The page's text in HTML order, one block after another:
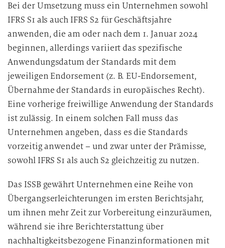
Bei der Umsetzung muss ein Unternehmen sowohl
IFRS S1 als auch IFRS S2 für Geschäftsjahre
anwenden, die am oder nach dem 1. Januar 2024
beginnen, allerdings variiert das spezifische
Anwendungsdatum der Standards mit dem
jeweiligen Endorsement (z. B. EU-Endorsement,
Übernahme der Standards in europäisches Recht).
Eine vorherige freiwillige Anwendung der Standards
ist zulässig. In einem solchen Fall muss das
Unternehmen angeben, dass es die Standards
vorzeitig anwendet – und zwar unter der Prämisse,
sowohl IFRS S1 als auch S2 gleichzeitig zu nutzen.
Das ISSB gewährt Unternehmen eine Reihe von
Übergangserleichterungen im ersten Berichtsjahr,
um ihnen mehr Zeit zur Vorbereitung einzuräumen,
während sie ihre Berichterstattung über
nachhaltigkeitsbezogene Finanzinformationen mit